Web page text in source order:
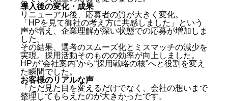
導入後の変化・成果
リニューアル後、応募者の質が大きく変化。
「HPを見て御社の考え方に共感しました」という
声が増え、企業理解が深い状態での応募が増加しま
した。
その結果、選考のスムーズ化とミスマッチの減少を
実現。採用活動そのものの効率が向上しました。
HPが“会社案内”から“採用戦略の核”へと役割を変え
た瞬間でした。
お客様のリアルな声
「ただ見た目を変えるだけでなく、会社の想いまで
整理してもらえたのが大きかったです。